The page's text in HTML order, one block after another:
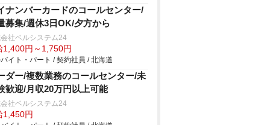
ナンバーカードのコールセンター/
募集/週休3日OK/夕方から
社ベルシステム24
1,400円～1,750円
イト・パート / 契約社員 / 北海道
ダー/複数業務のコールセンター/未
歓迎/月収20万円以上可能
社ベルシステム24
1,450円